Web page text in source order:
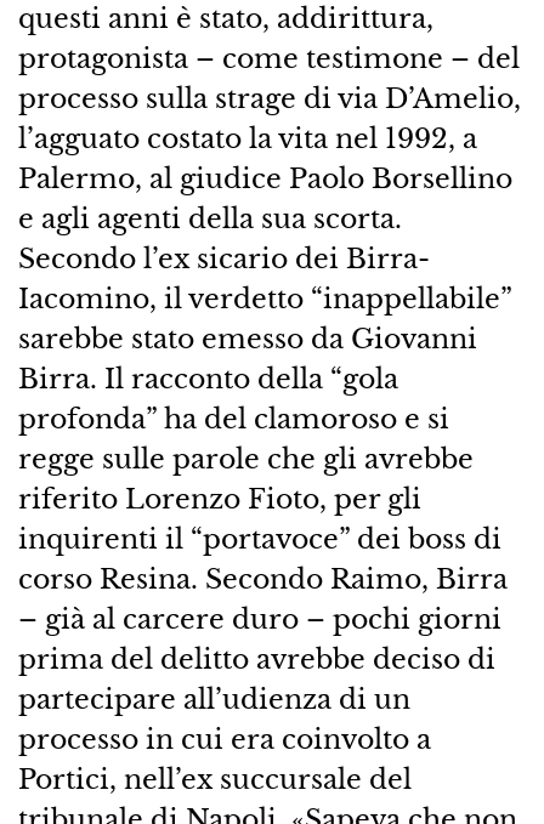
questi anni è stato, addirittura,
protagonista – come testimone – del
processo sulla strage di via D’Amelio,
l’agguato costato la vita nel 1992, a
Palermo, al giudice Paolo Borsellino
e agli agenti della sua scorta.
Secondo l’ex sicario dei Birra-
Iacomino, il verdetto “inappellabile”
sarebbe stato emesso da Giovanni
Birra. Il racconto della “gola
profonda” ha del clamoroso e si
regge sulle parole che gli avrebbe
riferito Lorenzo Fioto, per gli
inquirenti il “portavoce” dei boss di
corso Resina. Secondo Raimo, Birra
– già al carcere duro – pochi giorni
prima del delitto avrebbe deciso di
partecipare all’udienza di un
processo in cui era coinvolto a
Portici, nell’ex succursale del